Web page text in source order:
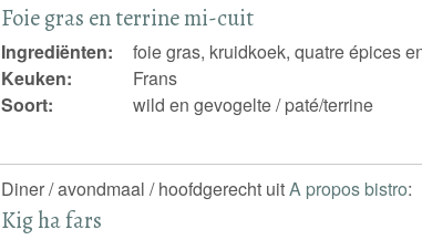
Foie gras en terrine mi-cuit
Ingrediënten:
foie gras, kruidkoek, quatre épices
Keuken:
Frans
Soort:
wild en gevogelte / paté/terrine
Diner / avondmaal / hoofdgerecht uitA propos bistro:
Kig ha fars